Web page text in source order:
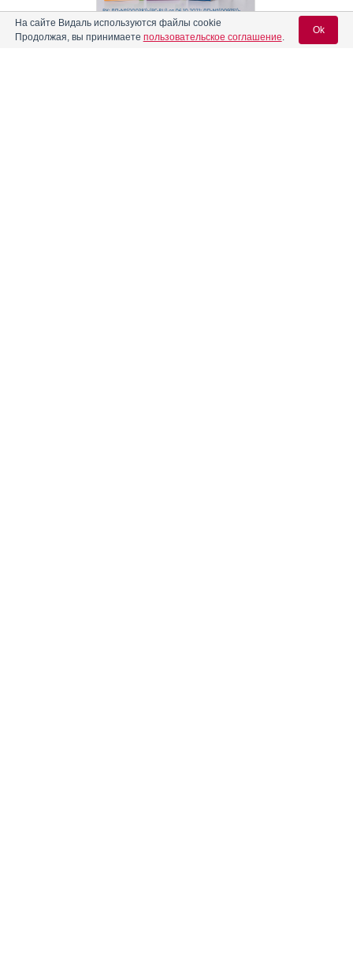
На сайте Видаль используются файлы cookie
Продолжая, вы принимаете пользовательское соглашение.
Ok